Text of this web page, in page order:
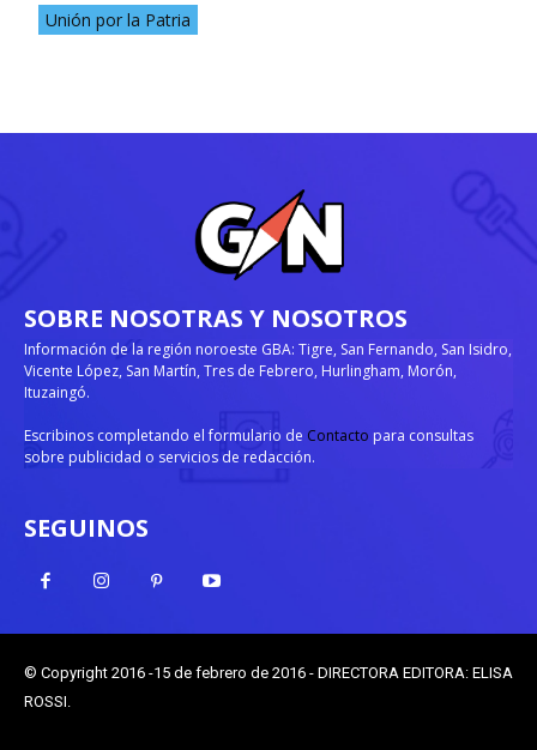
Unión por la Patria
SOBRE NOSOTRAS Y NOSOTROS
Información de la región noroeste GBA: Tigre, San Fernando, San Isidro,
Vicente López, San Martín, Tres de Febrero, Hurlingham, Morón,
Ituzaingó.
Escribinos completando el formulario de Contacto para consultas
sobre publicidad o servicios de redacción.
SEGUINOS
© Copyright 2016 -15 de febrero de 2016 - DIRECTORA EDITORA: ELISA
ROSSI.